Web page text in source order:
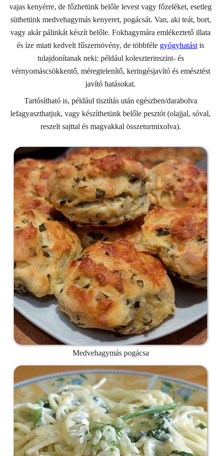
vajas kenyérre, de főzhetünk belőle levest vagy főzeléket, esetleg
süthetünk medvehagymás kenyeret, pogácsát. Van, aki teát, bort,
vagy akár pálinkát készít belőle. Fokhagymára emlékeztető illata
és íze miatt kedvelt fűszernövény, de többféle gyógyhatást is
tulajdonítanak neki: például koleszterinszint- és
vérnyomáscsökkentő, méregtelenítő, keringésjavító és emésztést
javító hatásokat.
Tartósítható is, például tisztítás után egészben/darabolva
lefagyaszthatjuk, vagy készíthetünk belőle pesztót (olajjal, sóval,
reszelt sajttal és magvakkal összeturmixolva).
Medvehagymás pogácsa